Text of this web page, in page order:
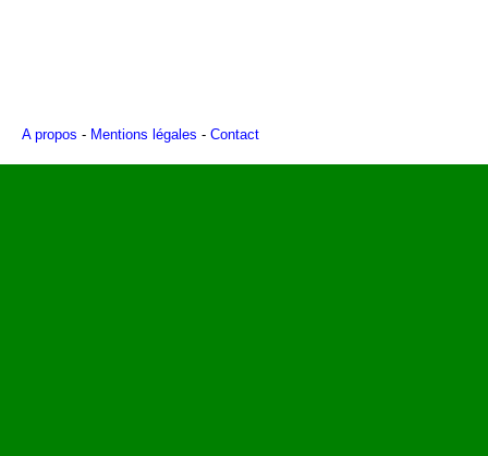
A propos - Mentions légales - Contact